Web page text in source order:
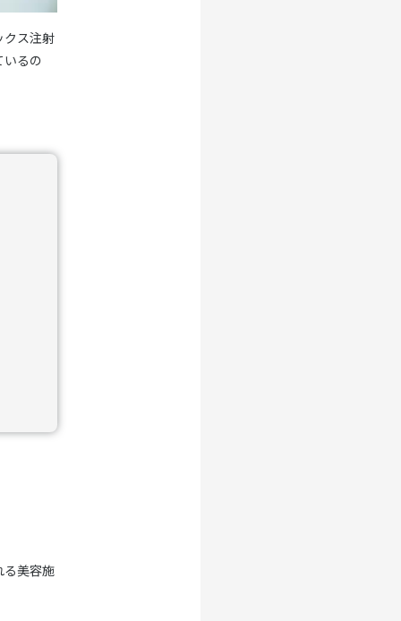
クス注射
いるの
る美容施